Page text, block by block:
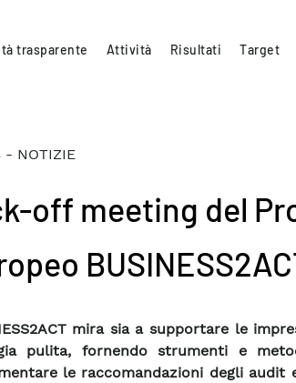
trasparente Attività Risultati Target
- NOTIZIE
off meeting del
mira sia a supportare le
pulita, fornendo strumenti e
le raccomandazioni degli audit